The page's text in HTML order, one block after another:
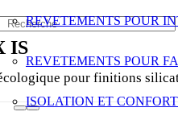
REVETEMENTS POUR
REVETEMENTS POUR
ISOLATION ET
IS
pour finitions